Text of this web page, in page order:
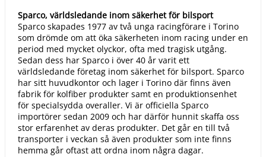
Sparco, världsledande inom säkerhet för bilsport
Sparco skapades 1977 av två unga racingförare i Torino
som drömde om att öka säkerheten inom racing under en
period med mycket olyckor, ofta med tragisk utgång.
Sedan dess har Sparco i över 40 år varit ett
världsledande företag inom säkerhet för bilsport. Sparco
har sitt huvudkontor och lager i Torino där finns även
fabrik för kolfiber produkter samt en produktionsenhet
för specialsydda overaller. Vi är officiella Sparco
importörer sedan 2009 och har därför hunnit skaffa oss
stor erfarenhet av deras produkter. Det går en till två
transporter i veckan så även produkter som inte finns
hemma går oftast att ordna inom några dagar.